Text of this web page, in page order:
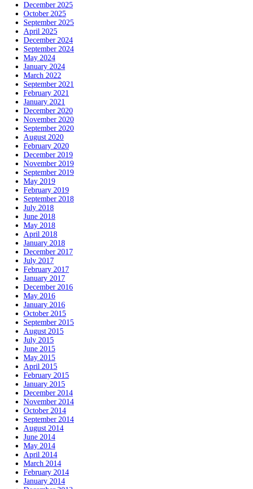
December 2025
October 2025
September 2025
April 2025
December 2024
September 2024
May 2024
January 2024
March 2022
September 2021
February 2021
January 2021
December 2020
November 2020
September 2020
August 2020
February 2020
December 2019
November 2019
September 2019
May 2019
February 2019
September 2018
July 2018
June 2018
May 2018
April 2018
January 2018
December 2017
July 2017
February 2017
January 2017
December 2016
May 2016
January 2016
October 2015
September 2015
August 2015
July 2015
June 2015
May 2015
April 2015
February 2015
January 2015
December 2014
November 2014
October 2014
September 2014
August 2014
June 2014
May 2014
April 2014
March 2014
February 2014
January 2014